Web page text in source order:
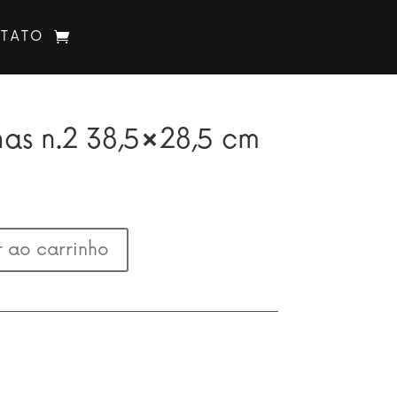
n.2 38,5×28,5 cm
ao carrinho